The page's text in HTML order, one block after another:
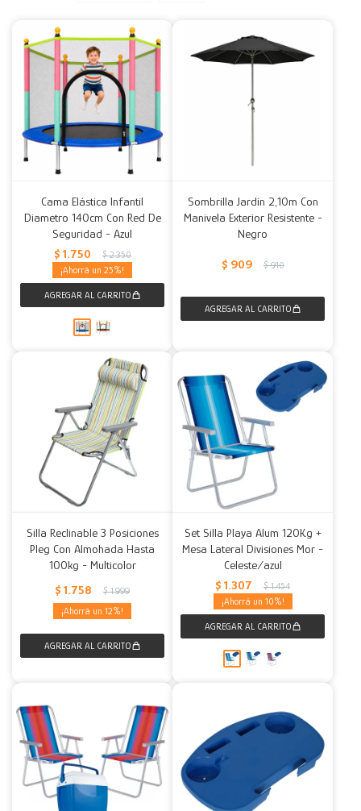
Cama Elástica Infantil
Diametro 140cm Con Red De
Seguridad - Azul
$ 1.750 $ 2.350
25
Sombrilla Jardín 2,10m Con
Manivela Exterior Resistente -
Negro
$ 909 $ 910
Silla Reclinable 3 Posiciones
Pleg Con Almohada Hasta
100kg - Multicolor
$ 1.758 $ 1.999
12
Set Silla Playa Alum 120Kg +
Mesa Lateral Divisiones Mor -
Celeste/azul
$ 1.307 $ 1.454
10
Mesas
Calefactores
Acolchados y Frazadas
Fundas
Decoración
Accesorios para el hogar
Accesorios
Muebles Infantiles